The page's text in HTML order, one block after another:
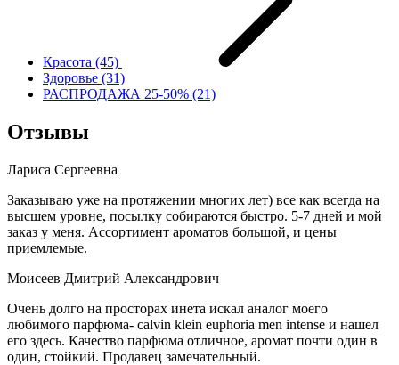
Красота (45)
Здоровье (31)
РАСПРОДАЖА 25-50% (21)
Отзывы
Лариса Сергеевна
Заказываю уже на протяжении многих лет) все как всегда на
высшем уровне, посылку собираются быстро. 5-7 дней и мой
заказ у меня. Ассортимент ароматов большой, и цены
приемлемые.
Моисеев Дмитрий Александрович
Очень долго на просторах инета искал аналог моего
любимого парфюма- calvin klein euphoria men intense и нашел
его здесь. Качество парфюма отличное, аромат почти один в
один, стойкий. Продавец замечательный.